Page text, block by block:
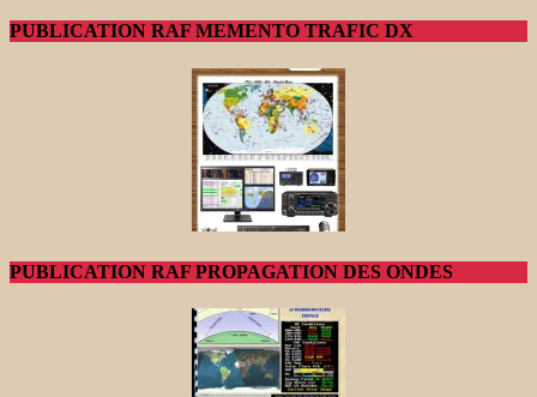
PUBLICATION RAF MEMENTO TRAFIC DX
PUBLICATION RAF PROPAGATION DES ONDES